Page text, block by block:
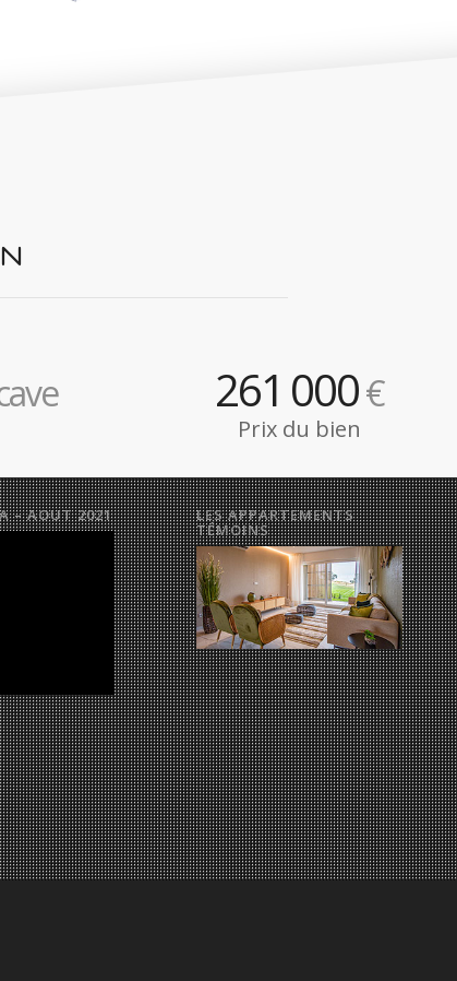
261 000€
Prix du bien
– AOUT 2021 LES APPARTEMENTS
TÉMOINS